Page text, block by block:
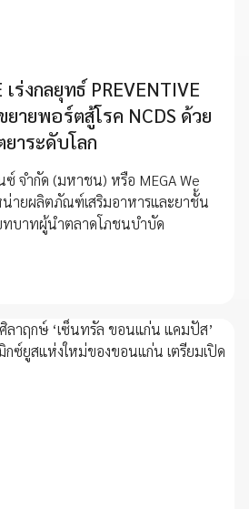
เร่งกลยุทธ์ PREVENTIVE
ยายพอร์ตสู้โรค NCDS ด้วย
าระดับโลก
จำกัด (มหาชน) หรือ MEGA We
ายผลิตภัณฑ์เสริมอาหารและยาชั้น
ทบาทผู้นำตลาดโภชนบำบัด